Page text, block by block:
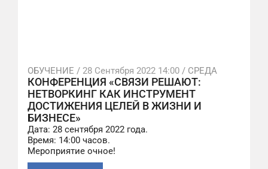
ОБУЧЕНИЕ / 28 Сентября 2022 14:00 / СРЕДА
КОНФЕРЕНЦИЯ «СВЯЗИ РЕШАЮТ:
НЕТВОРКИНГ КАК ИНСТРУМЕНТ
ДОСТИЖЕНИЯ ЦЕЛЕЙ В ЖИЗНИ И
БИЗНЕСЕ»
Дата: 28 сентября 2022 года.
Время: 14:00 часов.
Мероприятие очное!